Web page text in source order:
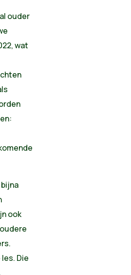
ouder
wat
ook
Die